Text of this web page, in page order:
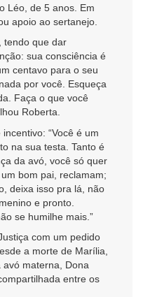
Léo, de 5 anos. Em
apoio ao sertanejo.
tendo que dar
sua consciência é
centavo para o seu
por você. Esqueça
Faça o que você
Roberta.
“Você é um
na sua testa. Tanto é
da avó, você só quer
bom pai, reclamam;
deixa isso pra lá, não
e pronto.
se humilhe mais.”
com um pedido
a morte de Marília,
materna, Dona
entre os